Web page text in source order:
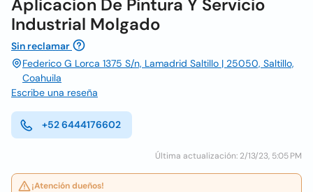
Aplicacion De Pintura Y Servicio
Industrial Molgado
Sin reclamar
Federico G Lorca 1375 S/n, Lamadrid Saltillo | 25050, Saltillo,
Coahuila
Escribe una reseña
+52 6444176602
Última actualización: 2/13/23, 5:05 PM
¡Atención dueños!